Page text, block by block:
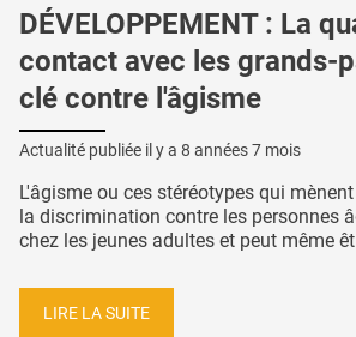
DÉVELOPPEMENT : La
contact avec les grands-
clé contre l'âgisme
Actualité publiée il y a 8 années 7 mois
L'âgisme ou ces stéréotypes qui
la discrimination contre les personnes
chez les jeunes adultes et peut même
LIRE LA SUITE